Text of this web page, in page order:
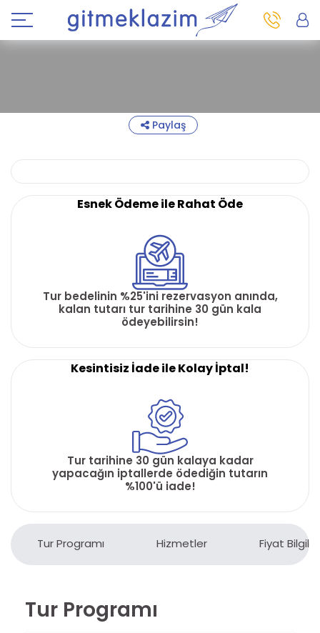
Paylaş
Esnek Ödeme ile Rahat Öde
Tur bedelinin %25'ini rezervasyon anında,
kalan tutarı tur tarihine 30 gün kala
ödeyebilirsin!
Kesintisiz İade ile Kolay İptal!
Tur tarihine 30 gün kalaya kadar
yapacağın iptallerde ödediğin tutarın
%100'ü iade!
Tur Programı Hizmetler Fiyat
Tur Programı